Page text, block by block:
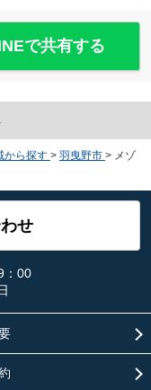
で共有する
から探す > 羽曳野市 > メゾ
せ
：00